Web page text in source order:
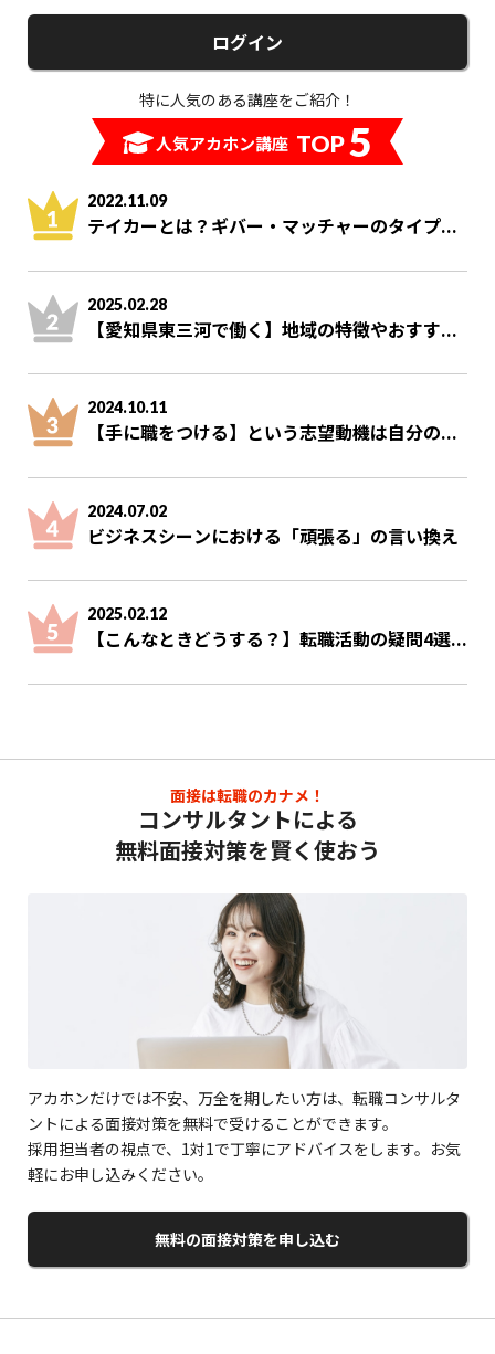
ログイン
特に人気のある講座をご紹介！
人気アカホン講座 TOP5
2022.11.09
テイカーとは？ギバー・マッチャーのタイプ...
2025.02.28
【愛知県東三河で働く】地域の特徴やおすす...
2024.10.11
【手に職をつける】という志望動機は自分の...
2024.07.02
ビジネスシーンにおける「頑張る」の言い換え
2025.02.12
【こんなときどうする？】転職活動の疑問4選...
面接は転職のカナメ！
コンサルタントによる
無料面接対策を賢く使おう
アカホンだけでは不安、万全を期したい方は、転職コンサルタ
ントによる面接対策を無料で受けることができます。
採用担当者の視点で、1対1で丁寧にアドバイスをします。お気
軽にお申し込みください。
無料の面接対策を申し込む